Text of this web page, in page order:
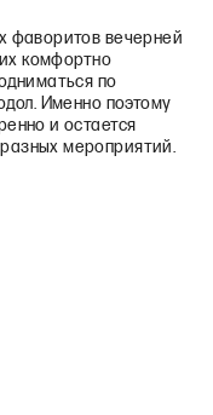
фаворитов вечерней
комфортно
по
Именно поэтому
и остается
мероприятий.